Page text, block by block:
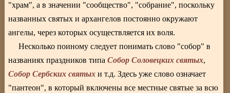
"храм", а в значении "сообщество", "собрание", поскольку
названных святых и архангелов постоянно окружают
ангелы, через которых осуществляется их воля.
Несколько поиному следует понимать слово "собор" в
названиях праздников типаСобор Соловецких святых,
Собор Сербских святых и т.д. Здесь уже слово означает
"пантеон", в который включены все местные святые за всю